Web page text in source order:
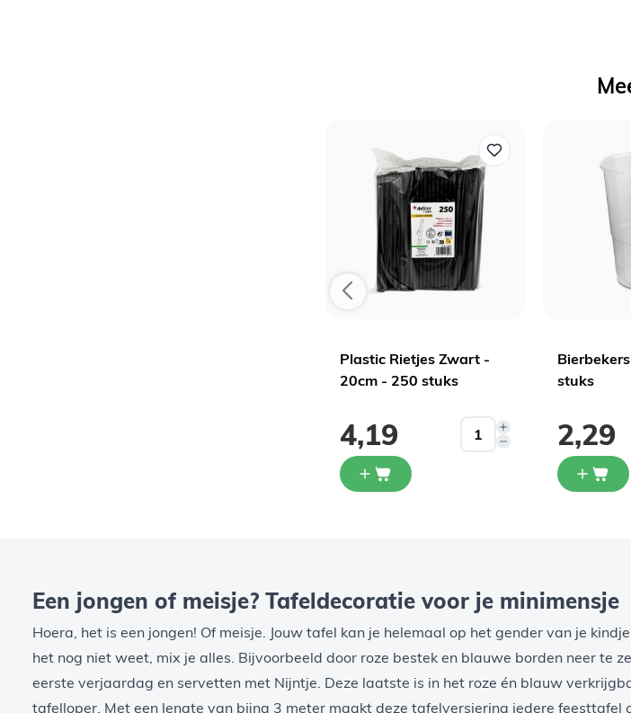
Plastic Rietjes Zwart -
20cm - 250 stuks
4,19
stuks
2,29
Een jongen of meisje? Tafeldecoratie voor je minimensje
Hoera, het is een jongen! Of meisje. Jouw tafel kan je helemaal op het gender van je
het nog niet weet, mix je alles. Bijvoorbeeld door roze bestek en blauwe borden neer te
eerste verjaardag en servetten met Nijntje . Deze laatste is in het roze én blauw
tafelloper . Met een lengte van bijna 3 meter maakt deze tafelversiering iedere feesttafel